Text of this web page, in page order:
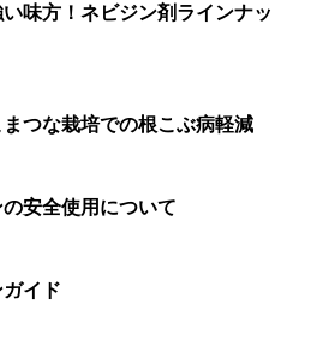
味方！ネビジン剤ラインナッ
つな栽培での根こぶ病軽減
安全使用について
イド